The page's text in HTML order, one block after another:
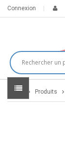
Connexion
Home Produits